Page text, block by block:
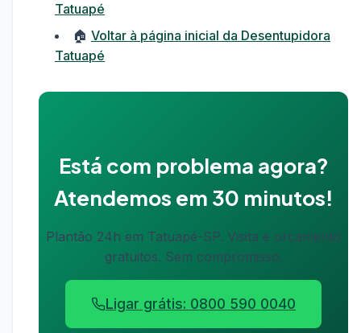
Tatuapé
🏠 Voltar à página inicial da Desentupidora
Tatuapé
Está com problema agora?
Atendemos em 30 minutos!
Plantão 24h em Tatuapé-SP. Visita e orçamento
gratuitos. Sem compromisso.
Ligar grátis: 0800 590 0040